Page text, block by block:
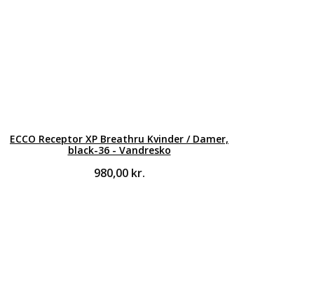
ECCO Receptor XP Breathru Kvinder / Damer,
black-36 - Vandresko
980,00 kr.